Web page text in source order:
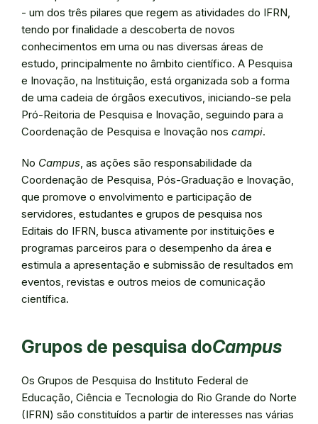
- um dos três pilares que regem as atividades do IFRN,
tendo por finalidade a descoberta de novos
conhecimentos em uma ou nas diversas áreas de
estudo, principalmente no âmbito científico. A Pesquisa
e Inovação, na Instituição, está organizada sob a forma
de uma cadeia de órgãos executivos, iniciando-se pela
Pró-Reitoria de Pesquisa e Inovação, seguindo para a
Coordenação de Pesquisa e Inovação nos campi.
No Campus, as ações são responsabilidade da
Coordenação de Pesquisa, Pós-Graduação e Inovação,
que promove o envolvimento e participação de
servidores, estudantes e grupos de pesquisa nos
Editais do IFRN, busca ativamente por instituições e
programas parceiros para o desempenho da área e
estimula a apresentação e submissão de resultados em
eventos, revistas e outros meios de comunicação
científica.
Grupos de pesquisa doCampus
Os Grupos de Pesquisa do Instituto Federal de
Educação, Ciência e Tecnologia do Rio Grande do Norte
(IFRN) são constituídos a partir de interesses nas várias